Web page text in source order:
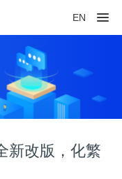
EN
新改版，化繁